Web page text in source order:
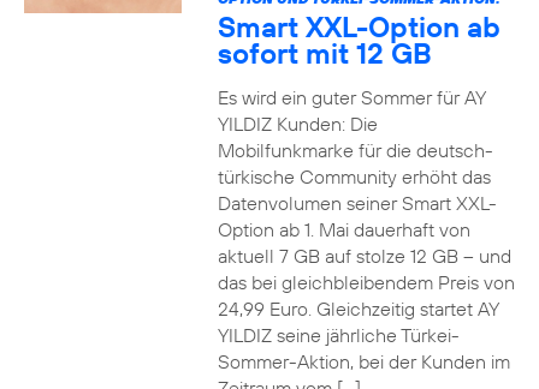
Smart XXL-Option ab
sofort mit 12 GB
Es wird ein guter Sommer für AY
YILDIZ Kunden: Die
Mobilfunkmarke für die deutsch-
türkische Community erhöht das
Datenvolumen seiner Smart XXL-
Option ab 1. Mai dauerhaft von
aktuell 7 GB auf stolze 12 GB – und
das bei gleichbleibendem Preis von
24,99 Euro. Gleichzeitig startet AY
YILDIZ seine jährliche Türkei-
Sommer-Aktion, bei der Kunden im